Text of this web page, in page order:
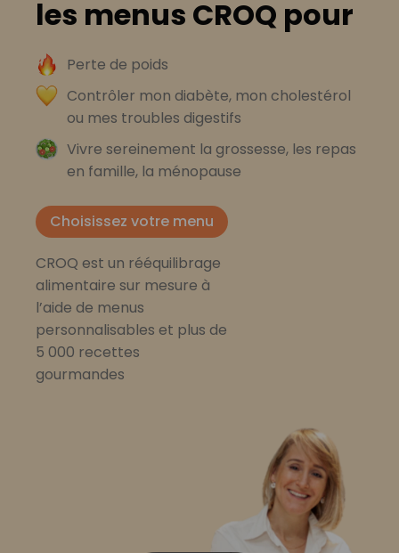
les menus CROQ pour
Perte de poids
Contrôler mon diabète, mon cholestérol
ou mes troubles digestifs
Vivre sereinement la grossesse, les repas
en famille, la ménopause
Choisissez votre menu
CROQ est un rééquilibrage
alimentaire sur mesure à
l’aide de menus
personnalisables et plus de
5 000 recettes
gourmandes